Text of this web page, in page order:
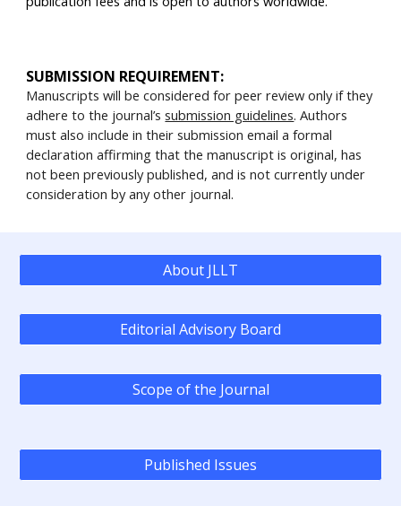
SUBMISSION REQUIREMENT:
Manuscripts will be considered for peer review only if they
adhere to the journal’ssubmission guidelines. Authors
must also include in their submission email a formal
declaration affirming that the manuscript is original, has
not been previously published, and is not currently under
consideration by any other journal.
About JLLT
Editorial Advisory Board
Scope of the Journal
Published Issues